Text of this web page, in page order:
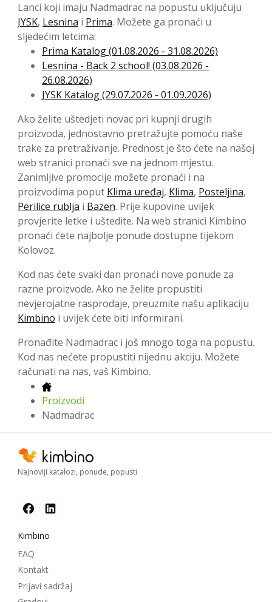
Lanci koji imaju Nadmadrac na popustu uključuju
JYSK, Lesnina i Prima. Možete ga pronaći u
sljedećim letcima:
Prima Katalog (01.08.2026 - 31.08.2026)
Lesnina - Back 2 school! (03.08.2026 -
26.08.2026)
JYSK Katalog (29.07.2026 - 01.09.2026)
Ako želite uštedjeti novac pri kupnji drugih
proizvoda, jednostavno pretražujte pomoću naše
trake za pretraživanje. Prednost je što ćete na našoj
web stranici pronaći sve na jednom mjestu.
Zanimljive promocije možete pronaći i na
proizvodima poput Klima uređaj, Klima, Posteljina,
Perilice rublja i Bazen. Prije kupovine uvijek
provjerite letke i uštedite. Na web stranici Kimbino
pronaći ćete najbolje ponude dostupne tijekom
Kolovoz.
Kod nas ćete svaki dan pronaći nove ponude za
razne proizvode. Ako ne želite propustiti
nevjerojatne rasprodaje, preuzmite našu aplikaciju
Kimbino i uvijek ćete biti informirani.
Pronađite Nadmadrac i još mnogo toga na popustu.
Kod nas nećete propustiti nijednu akciju. Možete
računati na nas, vaš Kimbino.
Proizvodi
Nadmadrac
Najnoviji katalozi, ponude, popusti
Kimbino
FAQ
Kontakt
Prijavi sadržaj